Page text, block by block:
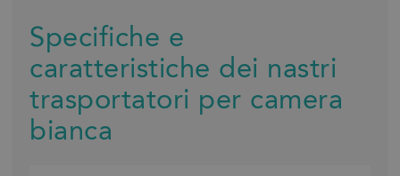
Specifiche e
caratteristiche dei nastri
trasportatori per camera
bianca